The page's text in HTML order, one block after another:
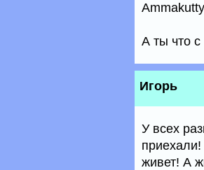
Ammakutty
А ты что
Игорь
У всех
приехали!
живет! А